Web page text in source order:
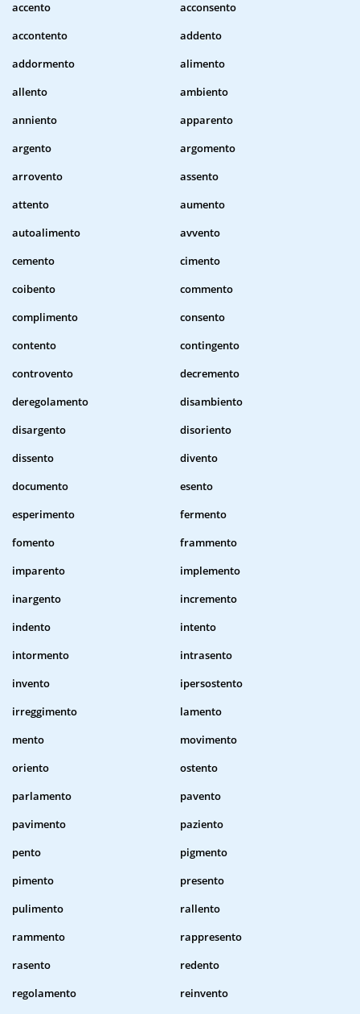
accento
acconsento
accontento
addento
addormento
alimento
allento
ambiento
anniento
apparento
argento
argomento
arrovento
assento
attento
aumento
autoalimento
avvento
cemento
cimento
coibento
commento
complimento
consento
contento
contingento
controvento
decremento
deregolamento
disambiento
disargento
disoriento
dissento
divento
documento
esento
esperimento
fermento
fomento
frammento
imparento
implemento
inargento
incremento
indento
intento
intormento
intrasento
invento
ipersostento
irreggimento
lamento
mento
movimento
oriento
ostento
parlamento
pavento
pavimento
paziento
pento
pigmento
pimento
presento
pulimento
rallento
rammento
rappresento
rasento
redento
regolamento
reinvento